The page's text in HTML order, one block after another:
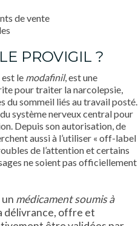
de vente
PROVIGIL ?
le modafinil, est une
pour traiter la narcolepsie,
du sommeil liés au travail posté.
système nerveux central pour
Depuis son autorisation, de
aussi à l’utiliser « off-label
de l’attention et certains
ne soient pas officiellement
médicament soumis à
délivrance, offre et